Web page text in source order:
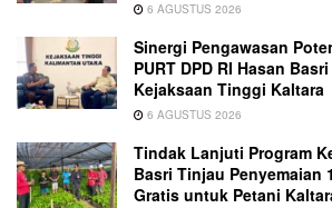
6 AGUSTUS 2026
Sinergi Pengawasan
PURT DPD RI Hasan
Kejaksaan Tinggi Kaltara
6 AGUSTUS 2026
Tindak Lanjuti Program
Basri Tinjau Penyemaian
Gratis untuk Petani